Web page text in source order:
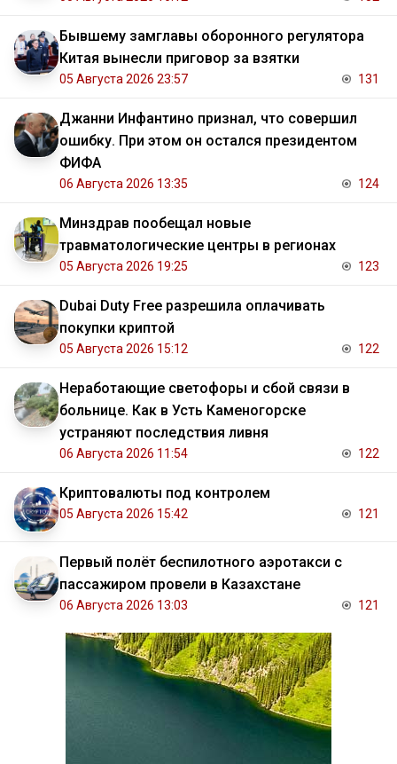
Бывшему замглавы оборонного регулятора
Китая вынесли приговор за взятки
05 Августа 2026 23:57 131
Джанни Инфантино признал, что совершил
ошибку. При этом он остался президентом
ФИФА
06 Августа 2026 13:35 124
Минздрав пообещал новые
травматологические центры в регионах
05 Августа 2026 19:25 123
Dubai Duty Free разрешила оплачивать
покупки криптой
05 Августа 2026 15:12 122
Неработающие светофоры и сбой связи в
больнице. Как в Усть Каменогорске
устраняют последствия ливня
06 Августа 2026 11:54 122
Криптовалюты под контролем
05 Августа 2026 15:42 121
Первый полёт беспилотного аэротакси с
пассажиром провели в Казахстане
06 Августа 2026 13:03 121